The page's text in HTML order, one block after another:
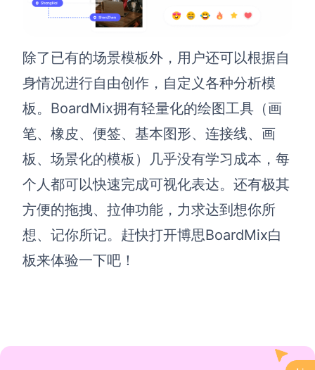
除了已有的场景模板外，用户还可以根据自
身情况进行自由创作，自定义各种分析模
板。 BoardMix拥有轻量化的绘图工具（画
笔、橡皮、便签、基本图形、连接线、画
板、场景化的模板）几乎没有学习成本，每
个人都可以快速完成可视化表达。 还有极其
方便的拖拽、拉伸功能，力求达到想你所
想、记你所记。赶快打开博思BoardMix白
板来体验一下吧！